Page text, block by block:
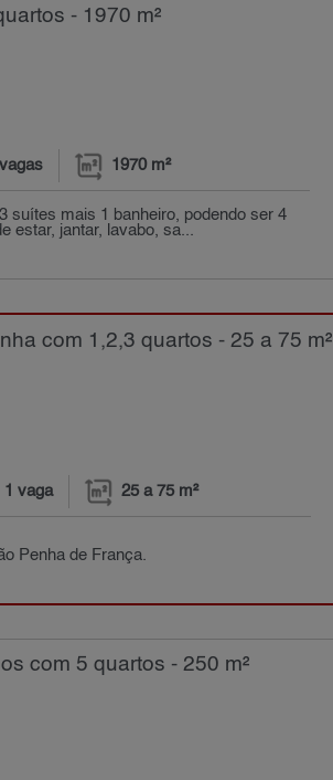
- 1970 m²
1970 m²
suítes mais 1 banheiro, podendo ser 4
estar, jantar, lavabo, sa...
com 1,2,3 quartos - 25 a 75 m²
1 vaga 25 a 75 m²
Penha de França.
com 5 quartos - 250 m²